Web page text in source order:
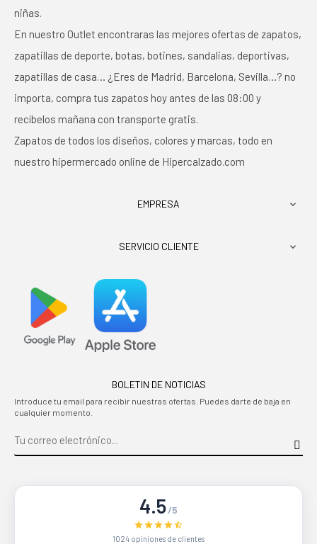
niñas.
En nuestro Outlet encontraras las mejores ofertas de zapatos,
zapatillas de deporte, botas, botines, sandalias, deportivas,
zapatillas de casa… ¿Eres de Madrid, Barcelona, Sevilla…? no
importa, compra tus zapatos hoy antes de las 08:00 y
recíbelos mañana con transporte gratis.
Zapatos de todos los diseños, colores y marcas, todo en
nuestro hipermercado online de Hipercalzado.com
EMPRESA 
SERVICIO CLIENTE 
BOLETIN DE NOTICIAS
Introduce tu email para recibir nuestras ofertas. Puedes darte de baja en
cualquier momento.
4.5/5
1024 opiniones de clientes